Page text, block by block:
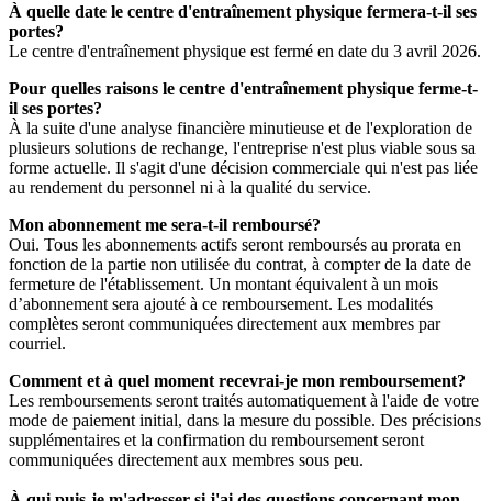
À quelle date le centre d'entraînement physique fermera-t-il ses
portes?
Le centre d'entraînement physique est fermé en date du 3 avril 2026.
Pour quelles raisons le centre d'entraînement physique ferme-t-
il ses portes?
À la suite d'une analyse financière minutieuse et de l'exploration de
plusieurs solutions de rechange, l'entreprise n'est plus viable sous sa
forme actuelle. Il s'agit d'une décision commerciale qui n'est pas liée
au rendement du personnel ni à la qualité du service.
Mon abonnement me sera-t-il remboursé?
Oui. Tous les abonnements actifs seront remboursés au prorata en
fonction de la partie non utilisée du contrat, à compter de la date de
fermeture de l'établissement. Un montant équivalent à un mois
d’abonnement sera ajouté à ce remboursement. Les modalités
complètes seront communiquées directement aux membres par
courriel.
Comment et à quel moment recevrai-je mon remboursement?
Les remboursements seront traités automatiquement à l'aide de votre
mode de paiement initial, dans la mesure du possible. Des précisions
supplémentaires et la confirmation du remboursement seront
communiquées directement aux membres sous peu.